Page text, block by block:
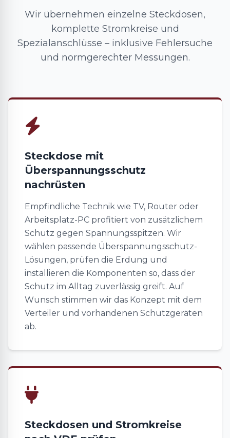
Wir übernehmen einzelne Steckdosen,
komplette Stromkreise und
Spezialanschlüsse – inklusive Fehlersuche
und normgerechter Messungen.
Steckdose mit
Überspannungsschutz
nachrüsten
Empfindliche Technik wie TV, Router oder
Arbeitsplatz-PC profitiert von zusätzlichem
Schutz gegen Spannungsspitzen. Wir
wählen passende Überspannungsschutz-
Lösungen, prüfen die Erdung und
installieren die Komponenten so, dass der
Schutz im Alltag zuverlässig greift. Auf
Wunsch stimmen wir das Konzept mit dem
Verteiler und vorhandenen Schutzgeräten
ab.
Steckdosen und Stromkreise